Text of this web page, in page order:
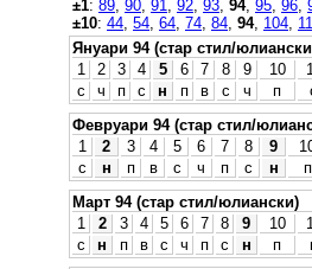
±1: 89 90 91 92 93 94, 95 96
±10: 44 54 64 74 84 94, 104
Януари 94 (стар стил/
1
2 3 4 5 6 7 8 9 10
с
ч п с н п в с ч п
Февруари 94 (стар стил/
1
2 3 4 5 6 7 8 9
с
н п в с ч п с н п
Март 94 (стар стил/юлиански)
1
2 3 4 5 6 7 8 9 10
с
н п в с ч п с н п